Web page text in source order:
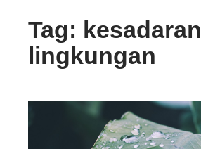
Tag: kesadaran
lingkungan